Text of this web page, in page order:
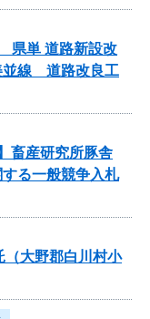
県単 道路新設改
並線 道路改良工
畜産研究所豚舎
る一般競争入札
大野郡白川村小